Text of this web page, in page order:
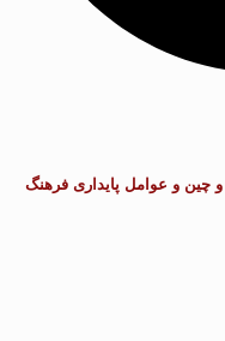
چین و عوامل پایداری فرهنگ